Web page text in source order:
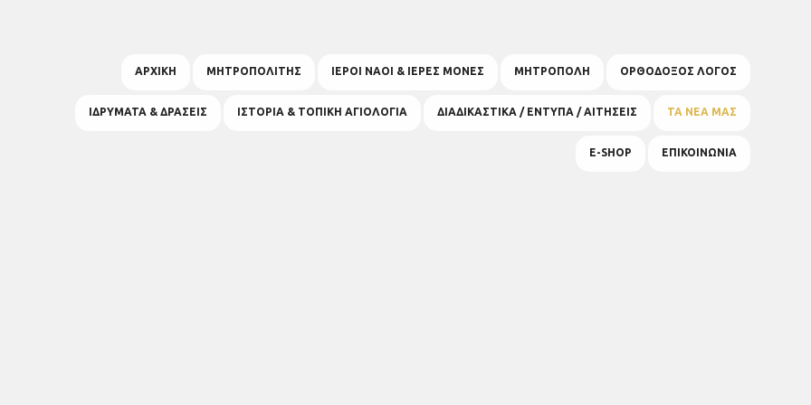
ΑΡΧΙΚΗ ΜΗΤΡΟΠΟΛΙΤΗΣ ΙΕΡΟΙ ΝΑΟΙ & ΙΕΡΕΣ ΜΟΝΕΣ ΜΗΤΡΟΠΟΛΗ ΟΡΘΟΔΟΞΟΣ ΛΟΓΟΣ
ΙΔΡΥΜΑΤΑ & ΔΡΑΣΕΙΣ ΙΣΤΟΡΙΑ & ΤΟΠΙΚΗ ΑΓΙΟΛΟΓΙΑ ΔΙΑΔΙΚΑΣΤΙΚΑ / ΕΝΤΥΠΑ / ΑΙΤΗΣΕΙΣ ΤΑ ΝΕΑ ΜΑΣ
E-SHOP ΕΠΙΚΟΙΝΩΝΙΑ